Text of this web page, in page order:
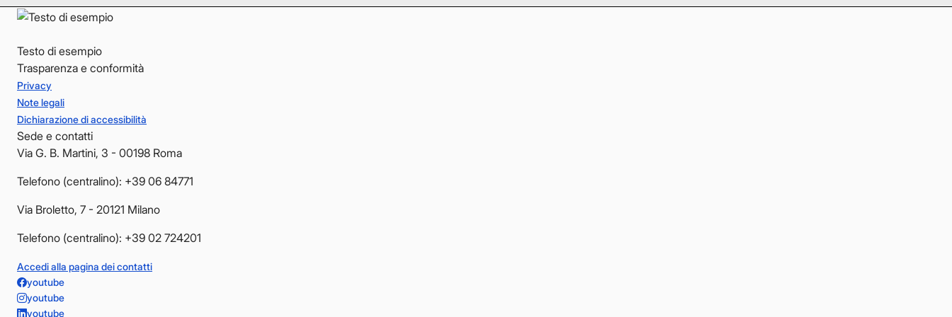
Testo di esempio
Trasparenza e conformità
Privacy
Note legali
Dichiarazione di accessibilità
Sede e contatti
Via G. B. Martini, 3 - 00198 Roma
Telefono (centralino): +39 06 84771
Via Broletto, 7 - 20121 Milano
Telefono (centralino): +39 02 724201
Accedi alla pagina dei contatti
youtube
youtube
youtube